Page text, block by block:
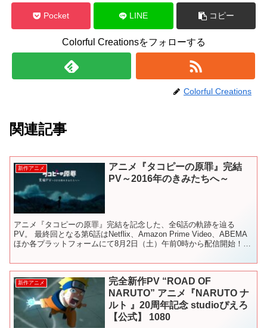
Pocket LINE コピー
Colorful Creationsをフォローする
Colorful Creations
関連記事
新作アニメ
アニメ『タコピーの原罪』完結
PV～2016年のきみたちへ～
アニメ『タコピーの原罪』完結を記念した、全6話の軌跡を辿る
PV。 最終回となる第6話はNetflix、Amazon Prime Video、ABEMA
ほか各プラットフォームにて8月2日（土）午前0時から配信開始！
新作アニメ
完全新作PV “ROAD OF
NARUTO” アニメ『NARUTO ナ
ルト 』20周年記念 studioぴえろ
【公式】 1080